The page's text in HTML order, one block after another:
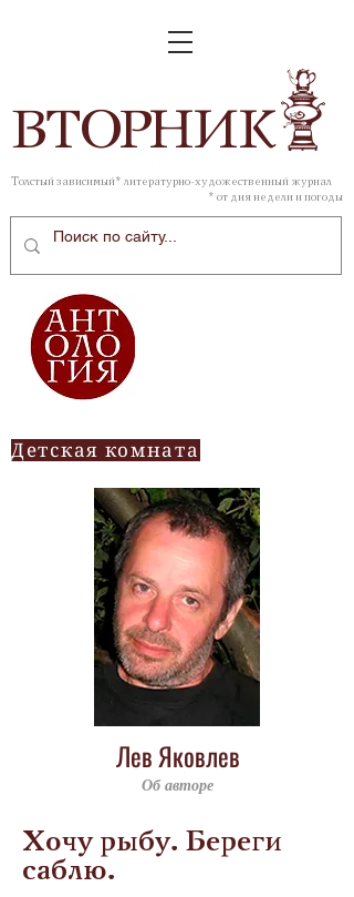
ВТОРНИК
Толстый зависимый* литературно-художественный журнал
* от дня недели и погоды
Детская комната
Лев Яковлев
Об авторе
Хочу рыбу. Береги
саблю.